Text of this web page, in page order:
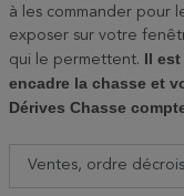
à les commander pour
exposer sur votre
qui le permettent. Il
encadre la chasse et
Dérives Chasse